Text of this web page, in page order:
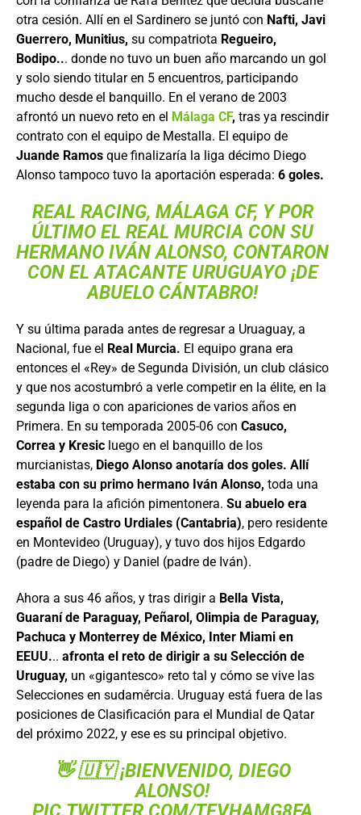
otra cesión. Allí en el Sardinero se juntó con Nafti, Javi
Guerrero, Munitius, su compatriota Regueiro,
Bodipo... donde no tuvo un buen año marcando un gol
y solo siendo titular en 5 encuentros, participando
mucho desde el banquillo. En el verano de 2003
afrontó un nuevo reto en el Málaga CF, tras ya rescindir
contrato con el equipo de Mestalla. El equipo de
Juande Ramos que finalizaría la liga décimo Diego
Alonso tampoco tuvo la aportación esperada: 6 goles.
REAL RACING, MÁLAGA CF, Y POR
ÚLTIMO EL REAL MURCIA CON SU
HERMANO IVÁN ALONSO, CONTARON
CON EL ATACANTE URUGUAYO ¡DE
ABUELO CÁNTABRO!
Y su última parada antes de regresar a Uruaguay, a
Nacional, fue el Real Murcia. El equipo grana era
entonces el «Rey» de Segunda División, un club clásico
y que nos acostumbró a verle competir en la élite, en la
segunda liga o con apariciones de varios años en
Primera. En su temporada 2005-06 con Casuco,
Correa y Kresic luego en el banquillo de los
murcianistas, Diego Alonso anotaría dos goles. Allí
estaba con su primo hermano Iván Alonso, toda una
leyenda para la afición pimentonera. Su abuelo era
español de Castro Urdiales (Cantabria), pero residente
en Montevideo (Uruguay), y tuvo dos hijos Edgardo
(padre de Diego) y Daniel (padre de Iván).
Ahora a sus 46 años, y tras dirigir a Bella Vista,
Guaraní de Paraguay, Peñarol, Olimpia de Paraguay,
Pachuca y Monterrey de México, Inter Miami en
EEUU... afronta el reto de dirigir a su Selección de
Uruguay, un «gigantesco» reto tal y cómo se vive las
Selecciones en sudamércia. Uruguay está fuera de las
posiciones de Clasificación para el Mundial de Qatar
del próximo 2022, y ese es su principal objetivo.
👋 🇺🇾 ¡BIENVENIDO, DIEGO
ALONSO!